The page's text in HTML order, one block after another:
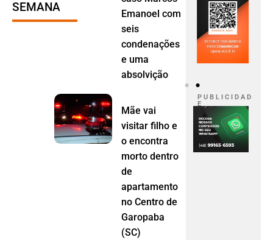
SEMANA
Emanoel com
seis
condenações
e uma
absolvição
Mãe vai
visitar filho e
o encontra
morto dentro
de
apartamento
no Centro de
Garopaba
(SC)
P U B L I C I D A D
E